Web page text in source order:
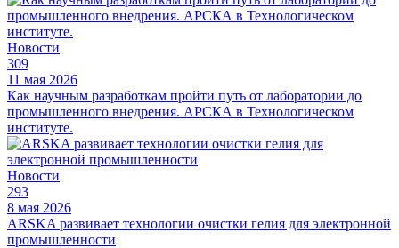
Новости
309
11 мая 2026
Как научным разработкам пройти путь от лаборатории до
промышленного внедрения. АРСКА в Технологическом
институте.
Новости
293
8 мая 2026
ARSKA развивает технологии очистки гелия для электронной
промышленности